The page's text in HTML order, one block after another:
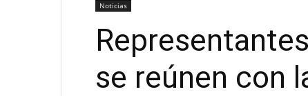
Noticias
se reúnen con